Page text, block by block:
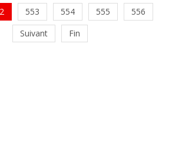
553 554 555
556
Suivant
Fin